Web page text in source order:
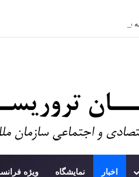
اخبار نمایشگاه ویژه